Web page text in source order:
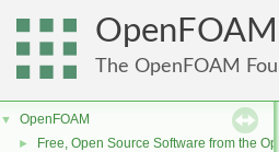
OpenFOAM
The OpenFOAM
▼ OpenFOAM
► Free, Open Source Software from the